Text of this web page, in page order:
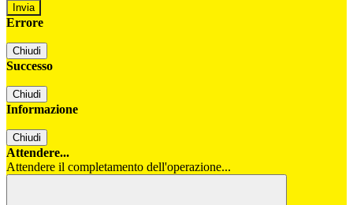
Errore
Chiudi
Successo
Chiudi
Informazione
Chiudi
Attendere...
Attendere il completamento dell'operazione...